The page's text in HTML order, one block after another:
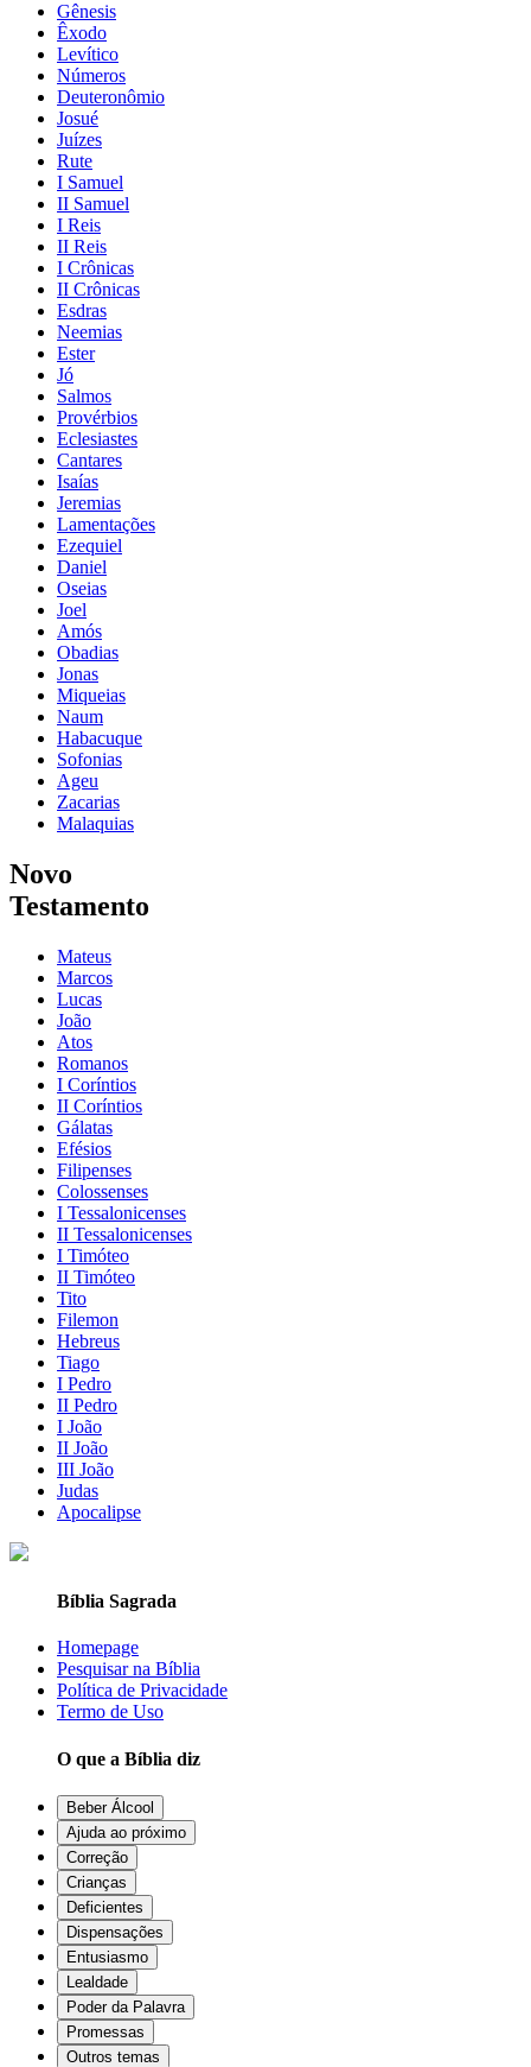
Gênesis
Êxodo
Levítico
Números
Deuteronômio
Josué
Juízes
Rute
I Samuel
II Samuel
I Reis
II Reis
I Crônicas
II Crônicas
Esdras
Neemias
Ester
Jó
Salmos
Provérbios
Eclesiastes
Cantares
Isaías
Jeremias
Lamentações
Ezequiel
Daniel
Oseias
Joel
Amós
Obadias
Jonas
Miqueias
Naum
Habacuque
Sofonias
Ageu
Zacarias
Malaquias
Novo
Testamento
Mateus
Marcos
Lucas
João
Atos
Romanos
I Coríntios
II Coríntios
Gálatas
Efésios
Filipenses
Colossenses
I Tessalonicenses
II Tessalonicenses
I Timóteo
II Timóteo
Tito
Filemon
Hebreus
Tiago
I Pedro
II Pedro
I João
II João
III João
Judas
Apocalipse
Bíblia Sagrada
Homepage
Pesquisar na Bíblia
Política de Privacidade
Termo de Uso
O que a Bíblia diz
Beber Álcool
Ajuda ao próximo
Correção
Crianças
Deficientes
Dispensações
Entusiasmo
Lealdade
Poder da Palavra
Promessas
Outros temas